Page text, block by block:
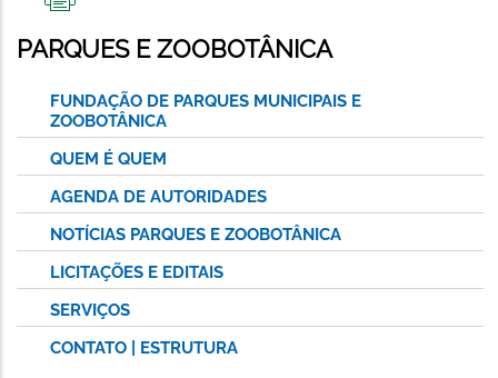
ESTA
PÁGINA
PARQUES E ZOOBOTÂNICA
FUNDAÇÃO DE PARQUES MUNICIPAIS E
ZOOBOTÂNICA
QUEM É QUEM
AGENDA DE AUTORIDADES
NOTÍCIAS PARQUES E ZOOBOTÂNICA
LICITAÇÕES E EDITAIS
SERVIÇOS
CONTATO | ESTRUTURA